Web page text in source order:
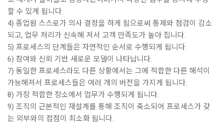
할 수 있게 됩니다.
4) 종업원 스스로가 의사 결정을 하게 됨으로써 통제와 점검이 감소
되고, 업무 처리가 신속해 져서 고객 만족도가 높아 집니다.
5) 프로세스의 단계들은 자연적인 순서로 수행되게 됩니다.
6) 참여와 신뢰 기반 새로운 모델이 나타납니다.
7) 동일한 프로세스라도 다른 상황에서는 그에 적합한 다른 해석이
가능해져서 프로세스들은 여러 개의 버전을 가지게 됩니다.
8) 가장 적합한 장소에서 업무가 수행되게 됩니다.
9) 조직의 근본적인 재설계를 통해 조직이 축소되어 프로세스가 갖
는 외부와의 접점이 최소화 됩니다.